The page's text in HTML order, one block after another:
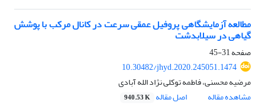
مطالعه آزمایشگاهی پروفیل عمقی سرعت در کانال مرکب با پوشش
گیاهی در سیلابدشت
صفحه31-45
10.30482/jhyd.2020.245051.1474
مرضیه محسنی، فاطمه توکلی نژاد الله آبادی
مشاهده مقاله
اصل مقاله 940.53 K